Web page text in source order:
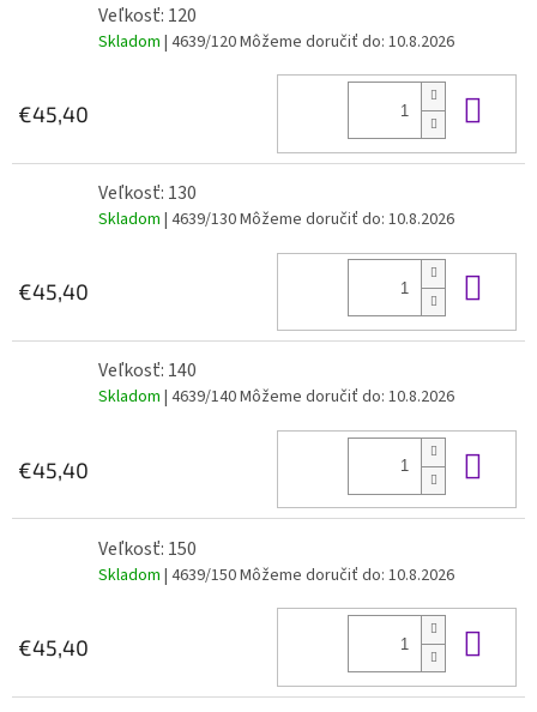
Veľkosť: 120
Skladom | 4639/120Môžeme doručiť do: 10.8.2026
€45,40
Veľkosť: 130
Skladom | 4639/130Môžeme doručiť do: 10.8.2026
€45,40
Veľkosť: 140
Skladom | 4639/140Môžeme doručiť do: 10.8.2026
€45,40
Veľkosť: 150
Skladom | 4639/150Môžeme doručiť do: 10.8.2026
€45,40